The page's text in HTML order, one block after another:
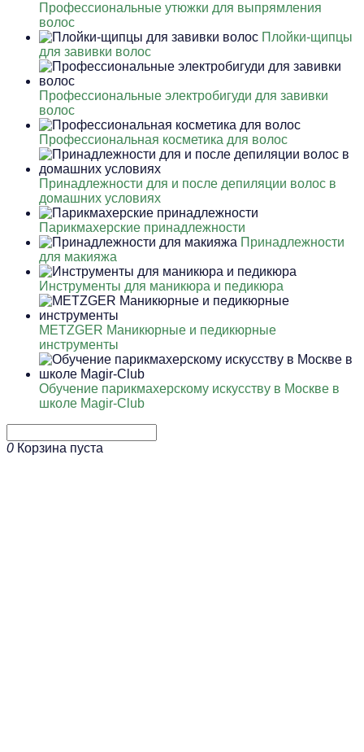
Профессиональные утюжки для выпрямления
волос
Плойки-щипцы
для завивки волос
Профессиональные электробигуди для завивки
волос
Профессиональная косметика для волос
Принадлежности для и после депиляции волос в
домашних условиях
Парикмахерские принадлежности
Принадлежности
для макияжа
Инструменты для маникюра и педикюра
METZGER Маникюрные и педикюрные
инструменты
Обучение парикмахерскому искусству в Москве в
школе Magir-Club
0 Корзина пуста